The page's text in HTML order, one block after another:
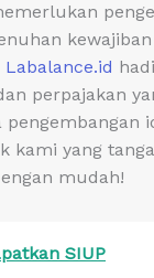
Labalance.id
perpajakan
kami yang
mudah!
SIUP